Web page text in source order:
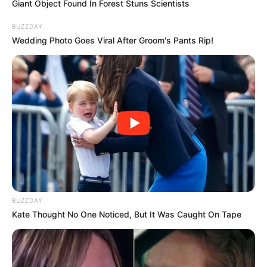
Em protesto por novo piso salarial, Agentes de Combate às
Endemias e Agentes Comunitários de Saúde de Palmas anunciam
estado de greve.
Os Agentes de Combate às Endemias (ACE) e Agentes
terça-feira, 27, um protesto público para cobrar da gestão
municipal a implantação do piso nacional em Plano de Cargos,
Carreira e Vencimentos (PCCV) da categoria e anunciaram estado
de greve, após deliberação coletiva intermediada pelo Sindicato
Giant Object Found In Forest Stuns Scientists
BUZZDAY
Wedding Photo Goes Viral After Groom's Pants Rip!
BUZZDAY
Kate Thought No One Noticed, But It Was Caught On Tape